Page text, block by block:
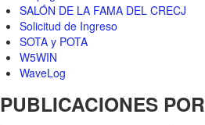
SALÓN DE LA FAMA DEL CRECJ
Solicitud de Ingreso
SOTA y POTA
W5WIN
WaveLog
PUBLICACIONES